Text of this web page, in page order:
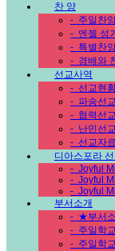
찬 양
- 주일찬
- 엔젤 성
- 특별찬
- 경배와
선교사역
- 선교현
- 파송선
- 협력선
- 난민선교
- 선교자료
디아스포라
- Joyful
- Joyful
- Joyful
부서소개
- ★부서
- 주일학
- 주일학